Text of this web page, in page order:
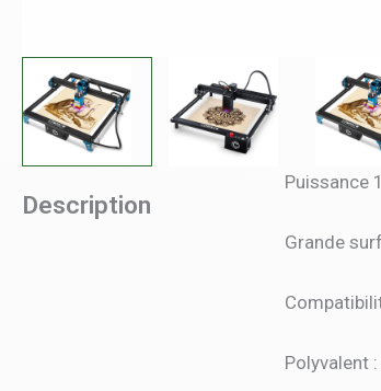
Description
Puissance
Grande
Polyvalent